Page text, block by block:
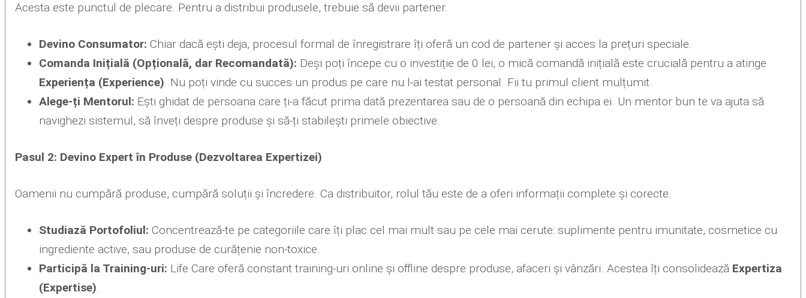
Acesta este punctul de plecare. Pentru a distribui produsele, trebuie să devii partener.
Devino Consumator: Chiar dacă ești deja, procesul formal de înregistrare îți oferă un cod de partener și acces la prețuri speciale.
Comanda Inițială (Opțională, dar Recomandată): Deși poți începe cu o investiție de 0 lei, o mică comandă inițială este crucială pentru a atinge
Experiența (Experience). Nu poți vinde cu succes un produs pe care nu l-ai testat personal. Fii tu primul client mulțumit.
Alege-ți Mentorul: Ești ghidat de persoana care ți-a făcut prima dată prezentarea sau de o persoană din echipa ei. Un mentor bun te va ajuta să
navighezi sistemul, să înveți despre produse și să-ți stabilești primele obiective.
Pasul 2: Devino Expert în Produse (Dezvoltarea Expertizei)
Oamenii nu cumpără produse, cumpără soluții și încredere. Ca distribuitor, rolul tău este de a oferi informații complete și corecte.
Studiază Portofoliul: Concentrează-te pe categoriile care îți plac cel mai mult sau pe cele mai cerute: suplimente pentru imunitate, cosmetice cu
ingrediente active, sau produse de curățenie non-toxice.
Participă la Training-uri: Life Care oferă constant training-uri online și offline despre produse, afaceri și vânzări. Acestea îți consolidează Expertiza
(Expertise)